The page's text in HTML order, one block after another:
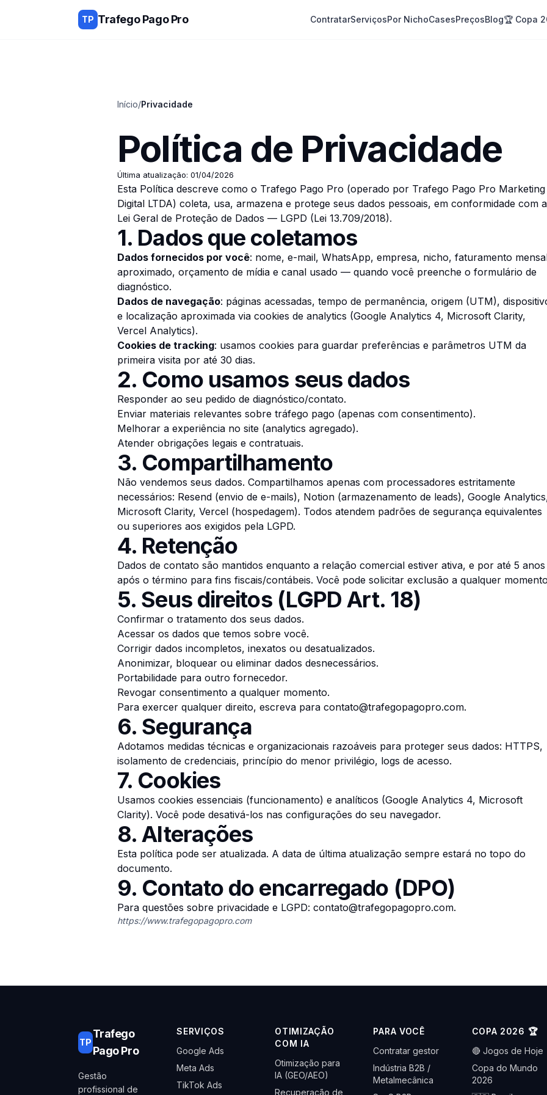
TP Trafego Pago Pro ContratarServiçosPor NichoCasesPreçosBlog🏆 Copa
Início/Privacidade
Política de Privacidade
Última atualização: 01/04/2026
Esta Política descreve como o Trafego Pago Pro (operado por Trafego Pago Pro Marketing
Digital LTDA) coleta, usa, armazena e protege seus dados pessoais, em conformidade com a
Lei Geral de Proteção de Dados — LGPD (Lei 13.709/2018).
1. Dados que coletamos
Dados fornecidos por você: nome, e-mail, WhatsApp, empresa, nicho, faturamento
aproximado, orçamento de mídia e canal usado — quando você preenche o formulário de
diagnóstico.
Dados de navegação: páginas acessadas, tempo de permanência, origem (UTM),
e localização aproximada via cookies de analytics (Google Analytics 4, Microsoft Clarity,
Vercel Analytics).
Cookies de tracking: usamos cookies para guardar preferências e parâmetros UTM da
primeira visita por até 30 dias.
2. Como usamos seus dados
Responder ao seu pedido de diagnóstico/contato.
Enviar materiais relevantes sobre tráfego pago (apenas com consentimento).
Melhorar a experiência no site (analytics agregado).
Atender obrigações legais e contratuais.
3. Compartilhamento
Não vendemos seus dados. Compartilhamos apenas com processadores estritamente
necessários: Resend (envio de e-mails), Notion (armazenamento de leads), Google
Microsoft Clarity, Vercel (hospedagem). Todos atendem padrões de segurança equivalentes
ou superiores aos exigidos pela LGPD.
4. Retenção
Dados de contato são mantidos enquanto a relação comercial estiver ativa, e por até 5 anos
após o término para fins fiscais/contábeis. Você pode solicitar exclusão a qualquer
5. Seus direitos (LGPD Art. 18)
Confirmar o tratamento dos seus dados.
Acessar os dados que temos sobre você.
Corrigir dados incompletos, inexatos ou desatualizados.
Anonimizar, bloquear ou eliminar dados desnecessários.
Portabilidade para outro fornecedor.
Revogar consentimento a qualquer momento.
Para exercer qualquer direito, escreva para contato@trafegopagopro.com.
6. Segurança
Adotamos medidas técnicas e organizacionais razoáveis para proteger seus dados: HTTPS,
isolamento de credenciais, princípio do menor privilégio, logs de acesso.
7. Cookies
Usamos cookies essenciais (funcionamento) e analíticos (Google Analytics 4, Microsoft
Clarity). Você pode desativá-los nas configurações do seu navegador.
8. Alterações
Esta política pode ser atualizada. A data de última atualização sempre estará no topo do
documento.
9. Contato do encarregado (DPO)
Para questões sobre privacidade e LGPD: contato@trafegopagopro.com.
https://www.trafegopagopro.com
TP
Trafego
Pago Pro
Gestão
profissional de
SERVIÇOS
Google Ads
Meta Ads
TikTok Ads
OTIMIZAÇÃO
COM IA
Otimização para
IA (GEO/AEO)
Recuperação de
PARA VOCÊ
Contratar gestor
Indústria B2B /
Metalmecânica
COPA 2026 🏆
🔴 Jogos de Hoje
Copa do Mundo
2026